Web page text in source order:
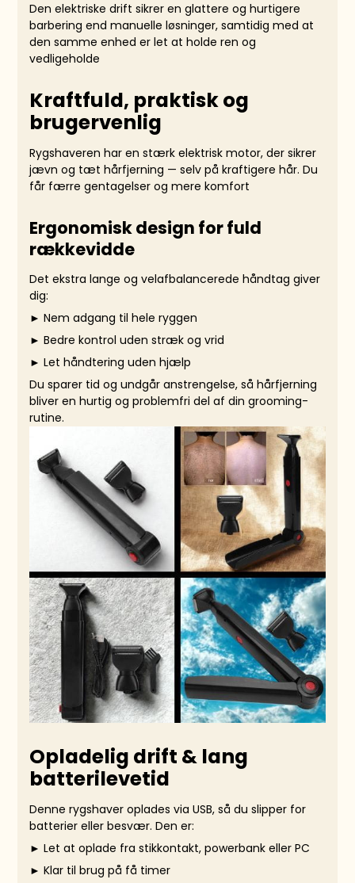
Den elektriske drift sikrer en glattere og hurtigere
barbering end manuelle løsninger, samtidig med at
den samme enhed er let at holde ren og
vedligeholde
Kraftfuld, praktisk og
brugervenlig
Rygshaveren har en stærk elektrisk motor, der sikrer
jævn og tæt hårfjerning — selv på kraftigere hår. Du
får færre gentagelser og mere komfort
Ergonomisk design for fuld
rækkevidde
Det ekstra lange og velafbalancerede håndtag giver
dig:
► Nem adgang til hele ryggen
► Bedre kontrol uden stræk og vrid
► Let håndtering uden hjælp
Du sparer tid og undgår anstrengelse, så hårfjerning
bliver en hurtig og problemfri del af din grooming-
rutine.
Opladelig drift & lang
batterilevetid
Denne rygshaver oplades via USB, så du slipper for
batterier eller besvær. Den er:
► Let at oplade fra stikkontakt, powerbank eller PC
► Klar til brug på få timer